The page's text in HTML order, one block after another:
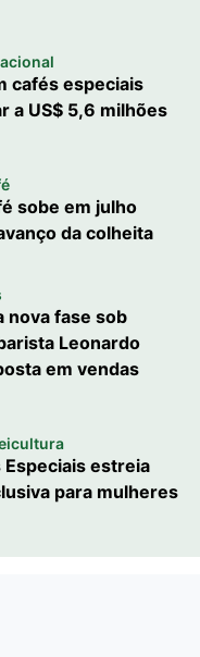
cafés especiais
a US$ 5,6 milhões
sobe em julho
da colheita
nova fase sob
Leonardo
em vendas
Especiais estreia
para mulheres